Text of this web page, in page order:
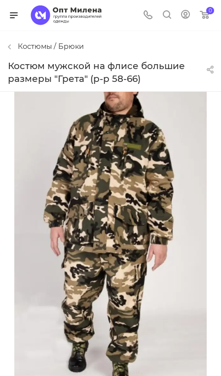
0
Костюмы / Брюки
Костюм мужской на флисе большие
размеры "Грета" (р-р 58-66)